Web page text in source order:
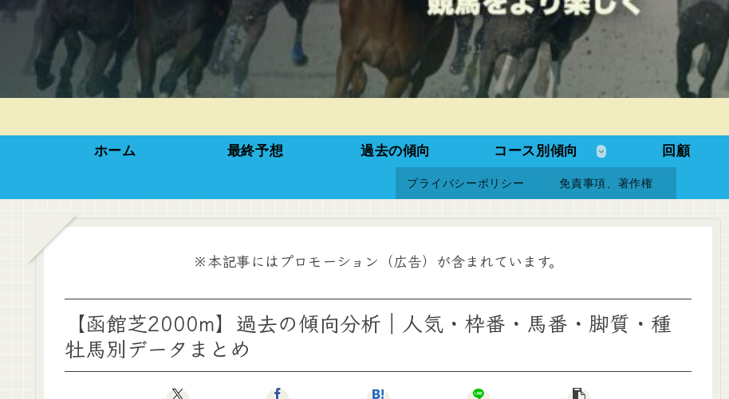
ホーム 最終予想 過去の傾向 コース別傾向 回顧
プライバシーポリシー 免責事項、著作権
※本記事にはプロモーション（広告）が含まれています。
【函館芝2000m】過去の傾向分析｜人気・枠番・馬番・脚質・種
牡馬別データまとめ